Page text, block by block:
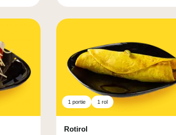
1 portie 1 rol
Rotirol